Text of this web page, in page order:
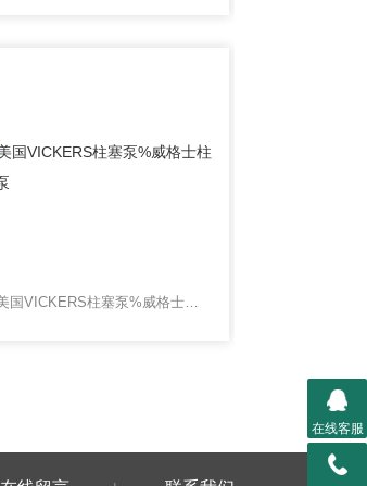
美国VICKERS柱塞泵%威格士柱塞泵
在线客服